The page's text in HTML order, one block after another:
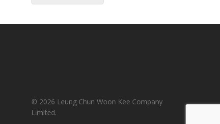
© 2026 Leung Chun Woon Kee Company
Limited.